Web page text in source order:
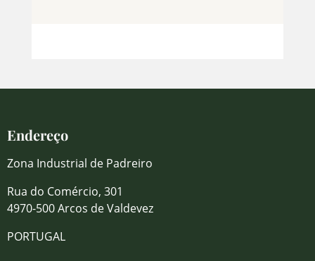
Endereço
Zona Industrial de Padreiro
Rua do Comércio, 301
4970-500 Arcos de Valdevez
PORTUGAL